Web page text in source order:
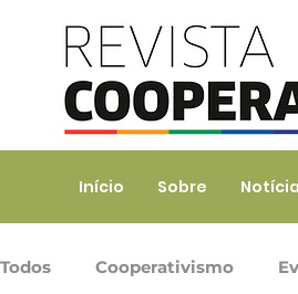
Início Sobre
Todos Cooperativismo